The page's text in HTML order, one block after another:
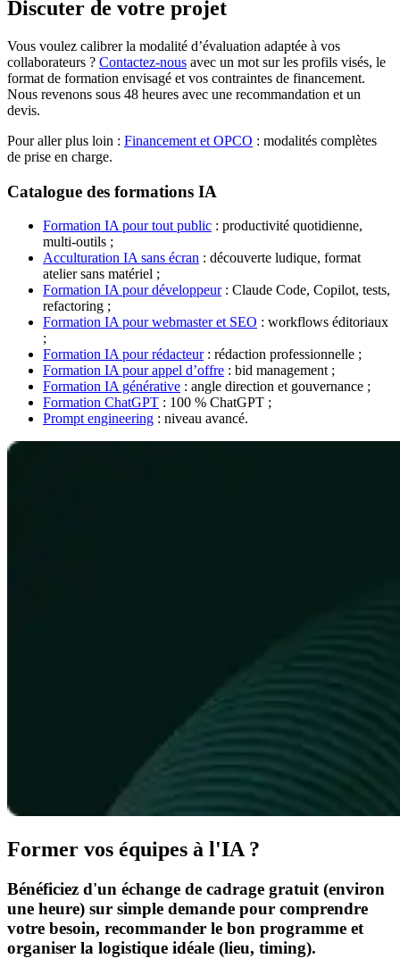
Discuter de votre projet
Vous voulez calibrer la modalité d’évaluation adaptée à vos
collaborateurs ? Contactez-nous avec un mot sur les profils visés, le
format de formation envisagé et vos contraintes de financement.
Nous revenons sous 48 heures avec une recommandation et un
devis.
Pour aller plus loin : Financement et OPCO : modalités complètes
de prise en charge.
Catalogue des formations IA
Formation IA pour tout public : productivité quotidienne,
multi-outils ;
Acculturation IA sans écran : découverte ludique, format
atelier sans matériel ;
Formation IA pour développeur: Claude Code, Copilot, tests,
refactoring ;
Formation IA pour webmaster et SEO : workflows éditoriaux
;
Formation IA pour rédacteur: rédaction professionnelle ;
Formation IA pour appel d’offre : bid management ;
Formation IA générative : angle direction et gouvernance ;
Formation ChatGPT : 100 % ChatGPT ;
Prompt engineering : niveau avancé.
Former vos équipes à l'IA ?
Bénéficiez d'un échange de cadrage gratuit (environ
une heure) sur simple demande pour comprendre
votre besoin, recommander le bon programme et
organiser la logistique idéale (lieu, timing).